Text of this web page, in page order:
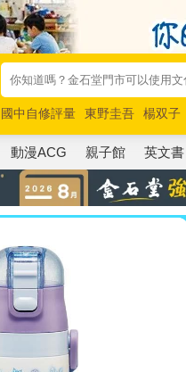
國中自修評量 東野圭吾 楊双子
唯紅花綻放
奧德賽 路邊攤新作
動漫ACG 親子館 英文書